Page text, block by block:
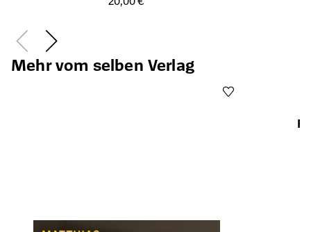
Mehr vom selben Verlag